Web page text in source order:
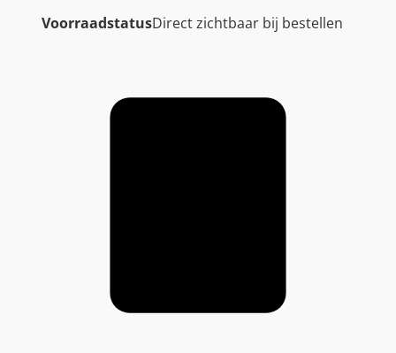
VoorraadstatusDirect zichtbaar bij bestellen